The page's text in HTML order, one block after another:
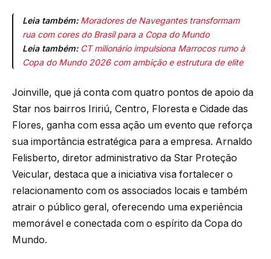
Leia também: Moradores de Navegantes transformam
rua com cores do Brasil para a Copa do Mundo
Leia também: CT milionário impulsiona Marrocos rumo à
Copa do Mundo 2026 com ambição e estrutura de elite
Joinville, que já conta com quatro pontos de apoio da
Star nos bairros Iririú, Centro, Floresta e Cidade das
Flores, ganha com essa ação um evento que reforça
sua importância estratégica para a empresa. Arnaldo
Felisberto, diretor administrativo da Star Proteção
Veicular, destaca que a iniciativa visa fortalecer o
relacionamento com os associados locais e também
atrair o público geral, oferecendo uma experiência
memorável e conectada com o espírito da Copa do
Mundo.